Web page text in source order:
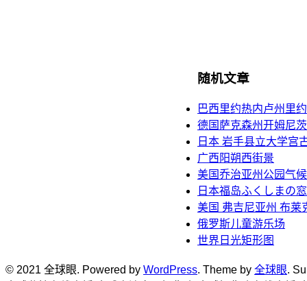
随机文章
巴西里约热内卢州里
德国萨克森州开姆尼茨
日本 岩手县立大学宫
广西阳朔西街景
美国乔治亚州公园气
日本福岛ふくしまの
美国 弗吉尼亚州 布莱
俄罗斯儿童游乐场
世界日光矩形图
© 2021 全球眼. Powered by WordPress. Theme by 全球眼.